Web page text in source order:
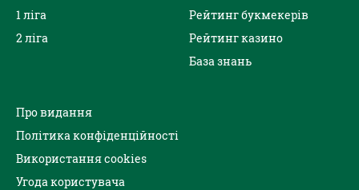
1 ліга
2 ліга
Рейтинг букмекерів
Рейтинг казино
База знань
Про видання
Політика конфіденційності
Використання cookies
Угода користувача